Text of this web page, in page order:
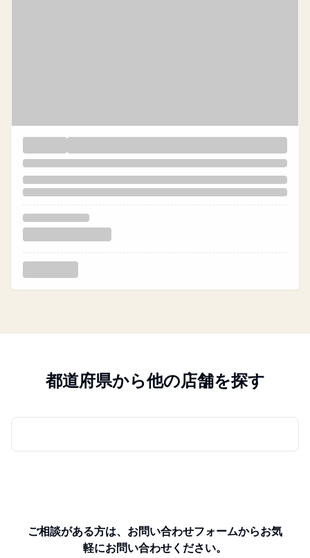
都道府県から他の店舗を探す
ご相談がある方は、お問い合わせフォームからお気
軽にお問い合わせください。